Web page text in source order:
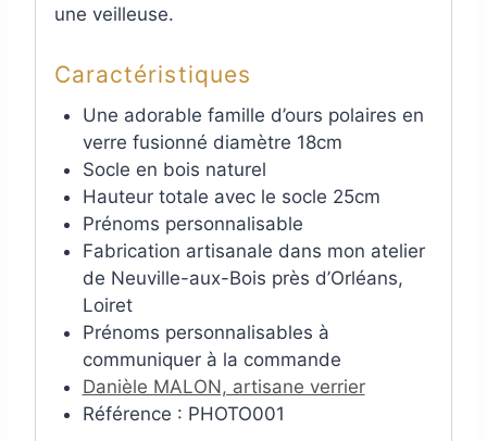
une veilleuse.
Caractéristiques
Une adorable famille d’ours polaires en
verre fusionné diamètre 18cm
Socle en bois naturel
Hauteur totale avec le socle 25cm
Prénoms personnalisable
Fabrication artisanale dans mon atelier
de Neuville-aux-Bois près d’Orléans,
Loiret
Prénoms personnalisables à
communiquer à la commande
Danièle MALON, artisane verrier
Référence : PHOTO001